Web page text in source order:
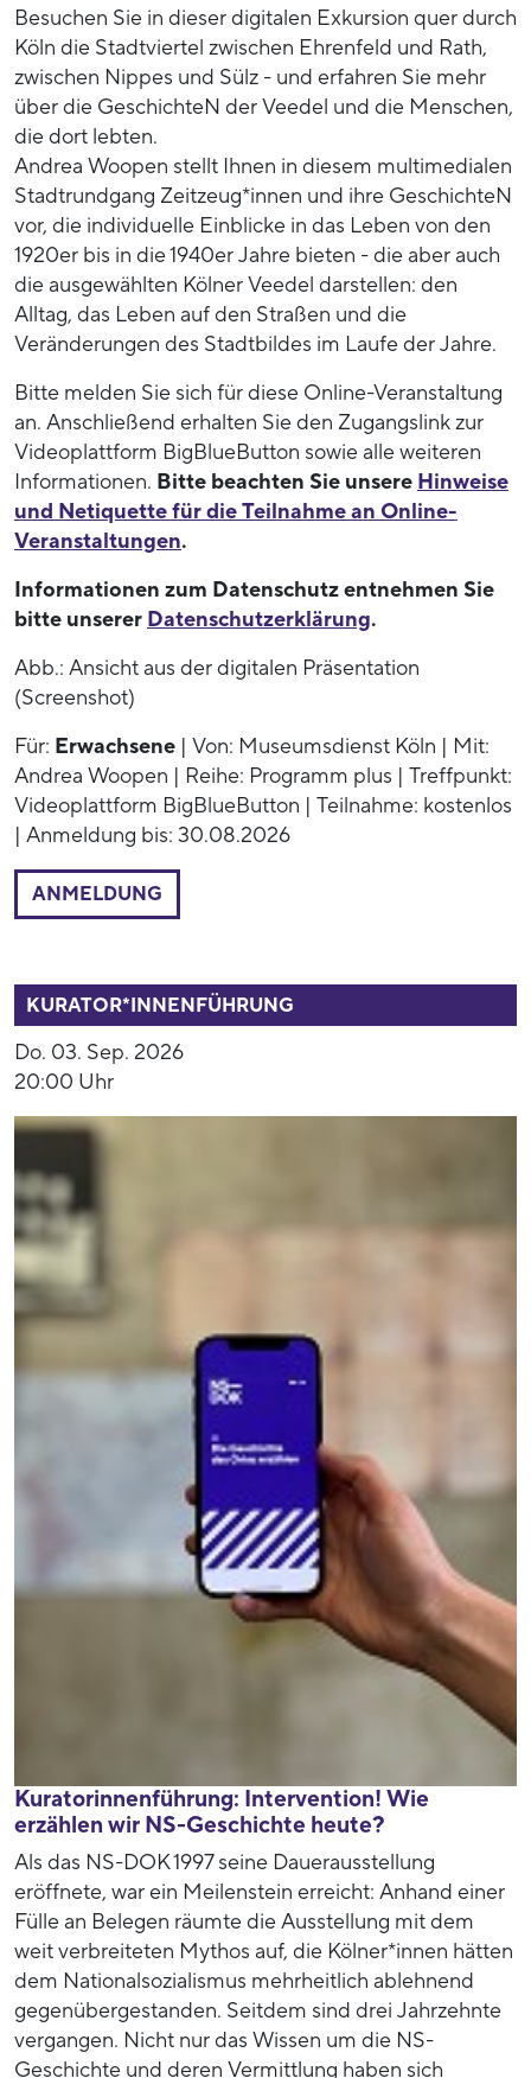
Besuchen Sie in dieser digitalen Exkursion quer durch
Köln die Stadtviertel zwischen Ehrenfeld und Rath,
zwischen Nippes und Sülz - und erfahren Sie mehr
über die GeschichteN der Veedel und die Menschen,
die dort lebten.
Andrea Woopen stellt Ihnen in diesem multimedialen
Stadtrundgang Zeitzeug*innen und ihre GeschichteN
vor, die individuelle Einblicke in das Leben von den
1920er bis in die 1940er Jahre bieten - die aber auch
die ausgewählten Kölner Veedel darstellen: den
Alltag, das Leben auf den Straßen und die
Veränderungen des Stadtbildes im Laufe der Jahre.
Bitte melden Sie sich für diese Online-Veranstaltung
an. Anschließend erhalten Sie den Zugangslink zur
Videoplattform BigBlueButton sowie alle weiteren
Informationen. Bitte beachten Sie unsere Hinweise
und Netiquette für die Teilnahme an Online-
Veranstaltungen.
Informationen zum Datenschutz entnehmen Sie
bitte unserer Datenschutzerklärung.
Abb.: Ansicht aus der digitalen Präsentation
(Screenshot)
Für: Erwachsene | Von: Museumsdienst Köln | Mit:
Andrea Woopen | Reihe: Programm plus | Treffpunkt:
Videoplattform BigBlueButton | Teilnahme: kostenlos
| Anmeldung bis: 30.08.2026
ANMELDUNG
KURATOR*INNENFÜHRUNG
Do. 03. Sep. 2026
20:00 Uhr
Kuratorinnenführung: Intervention! Wie
erzählen wir NS-Geschichte heute?
Als das NS-DOK 1997 seine Dauerausstellung
eröffnete, war ein Meilenstein erreicht: Anhand einer
Fülle an Belegen räumte die Ausstellung mit dem
weit verbreiteten Mythos auf, die Kölner*innen hätten
dem Nationalsozialismus mehrheitlich ablehnend
gegenübergestanden. Seitdem sind drei Jahrzehnte
vergangen. Nicht nur das Wissen um die NS-
Geschichte und deren Vermittlung haben sich